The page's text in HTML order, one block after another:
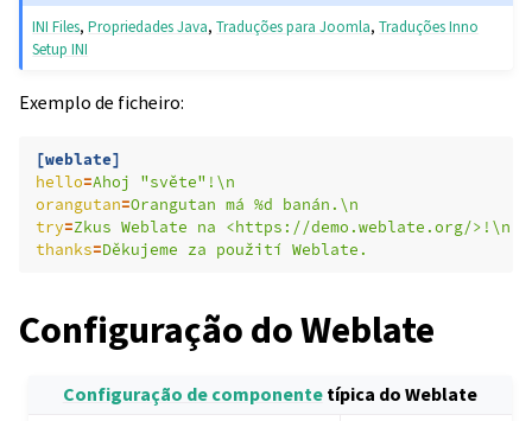
INI Files,Propriedades Java,Traduções para Joomla,Traduções Inno
Setup INI
Exemplo de ficheiro:
[weblate]
hello=Ahoj "světe"!\n
orangutan=Orangutan má %d banán.\n
try=Zkus Weblate na <https://demo.weblate.org/>!\n
thanks=Děkujeme za použití Weblate.
Configuração do Weblate
Configuração de componentetípica do Weblate